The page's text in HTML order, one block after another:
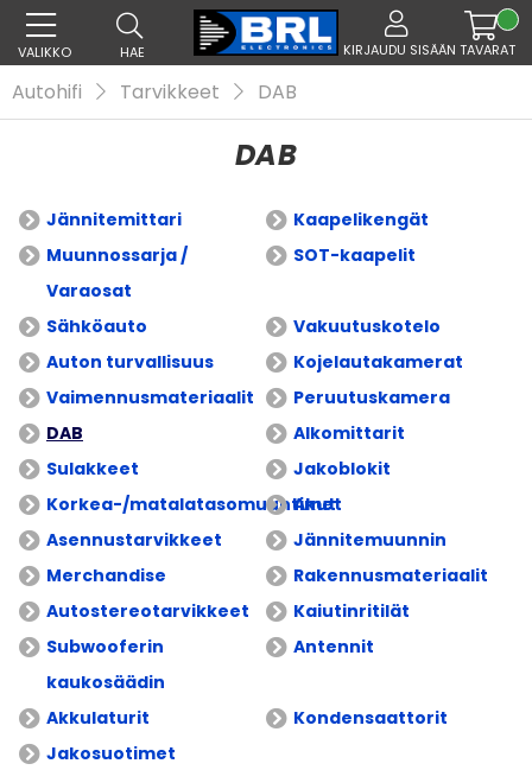
VALIKKO HAE KIRJAUDU SISÄÄN TAVARAT
Autohifi Tarvikkeet DAB
DAB
Jännitemittari
Kaapelikengät
Muunnossarja /
Varaosat
SOT-kaapelit
Sähköauto
Vakuutuskotelo
Auton turvallisuus
Kojelautakamerat
Vaimennusmateriaalit
Peruutuskamera
DAB
Alkomittarit
Sulakkeet
Jakoblokit
Korkea-/matalatasomuuntimet
Akut
Asennustarvikkeet
Jännitemuunnin
Merchandise
Rakennusmateriaalit
Autostereotarvikkeet
Kaiutinritilät
Subwooferin
kaukosäädin
Antennit
Akkulaturit
Kondensaattorit
Jakosuotimet